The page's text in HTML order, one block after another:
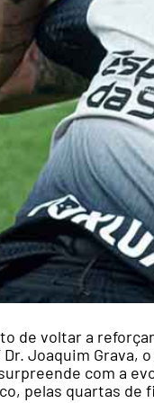
de voltar a
Joaquim Grava,
com a
pelas quartas de